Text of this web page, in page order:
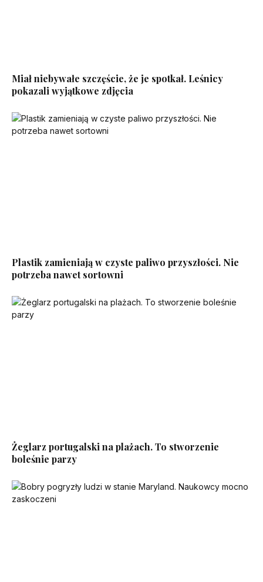
Miał niebywałe szczęście, że je spotkał. Leśnicy
pokazali wyjątkowe zdjęcia
Plastik zamieniają w czyste paliwo przyszłości. Nie
potrzeba nawet sortowni
Żeglarz portugalski na plażach. To stworzenie
boleśnie parzy